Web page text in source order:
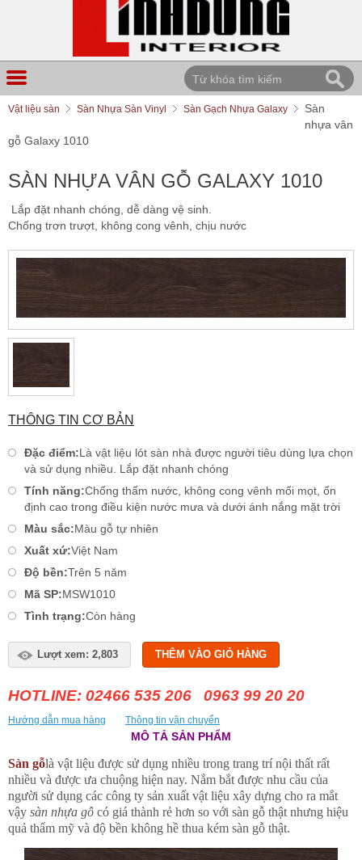
Vật liệu sàn Sàn Nhựa Sàn Vinyl Sàn Gạch Nhựa Galaxy
Sàn
nhựa vân
gỗ Galaxy 1010
SÀN NHỰA VÂN GỖ GALAXY 1010
Lắp đặt nhanh chóng, dễ dàng vệ sinh.
Chống trơn trượt, không cong vênh, chịu nước
THÔNG TIN CƠ BẢN
Đặc điểm:Là vật liệu lót sàn nhà được người tiêu dùng lựa chọn
và sử dụng nhiều. Lắp đặt nhanh chóng
Tính năng:Chống thấm nước, không cong vênh mối mọt, ổn
định cao trong điều kiện nước mưa và dưới ánh nắng mặt trời
Màu sắc:Màu gỗ tự nhiên
Xuất xứ:Việt Nam
Độ bền:Trên 5 năm
Mã SP:MSW1010
Tình trạng:Còn hàng
Lượt xem: 2,803 THÊM VÀO GIỎ HÀNG
HOTLINE: 02466 535 206 0963 99 20 20
Hướng dẫn mua hàng Thông tin vận chuyển
MÔ TẢ SẢN PHẨM
Sàn gỗlà vật liệu được sử dụng nhiều trong trang trí nội thất rất
nhiều và được ưa chuộng hiện nay. Nắm bắt được nhu cầu của
người sử dụng các công ty sản xuất vật liệu xây dựng cho ra mắt
vậy sàn nhựa gỗ có giá thành rẻ hơn so với sàn gỗ thật nhưng hiệu
quả thẩm mỹ và độ bền không hề thua kém sàn gỗ thật.